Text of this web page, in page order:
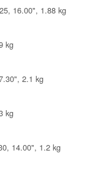
16.00", 1.88 kg
kg
2.1 kg
kg
14.00", 1.2 kg